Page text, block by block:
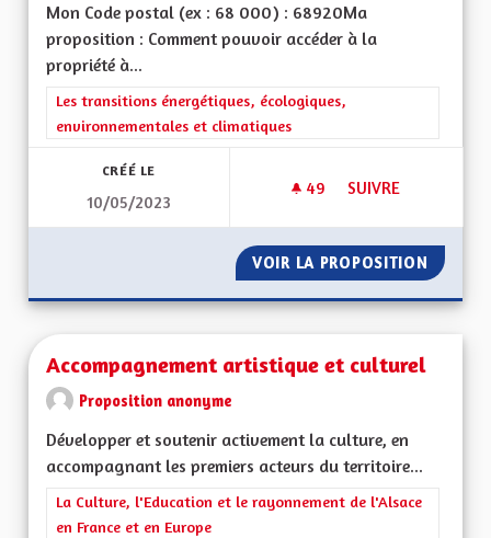
Mon Code postal (ex : 68 000) : 68920Ma
proposition : Comment pouvoir accéder à la
propriété à...
Filtrer les résultats de la catégorie : Les transitions
Les transitions énergétiques, écologiques,
environnementales et climatiques
CRÉÉ LE
10/05/2023
49 49 ABONNÉS
SUIVRE
VOIR LA PROPOSITION
Accompagnement artistique et culturel
Proposition anonyme
Développer et soutenir activement la culture, en
accompagnant les premiers acteurs du territoire...
Filtrer les résultats de la catégorie : La Culture, l'Education et
La Culture, l'Education et le rayonnement de l'Alsace
en France et en Europe